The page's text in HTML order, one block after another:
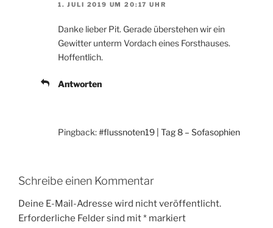
1. JULI 2019 UM 20:17 UHR
Danke lieber Pit. Gerade überstehen wir ein
Gewitter unterm Vordach eines Forsthauses.
Hoffentlich.
Antworten
Pingback:#flussnoten19 | Tag 8 – Sofasophien
Schreibe einen Kommentar
Deine E-Mail-Adresse wird nicht veröffentlicht.
Erforderliche Felder sind mit* markiert